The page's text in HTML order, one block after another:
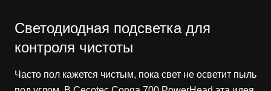
Светодиодная подсветка для
контроля чистоты
Часто пол кажется чистым, пока свет не осветит пыль